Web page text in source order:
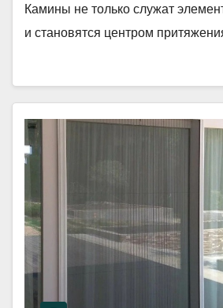
Камины не только служат
и становятся центром